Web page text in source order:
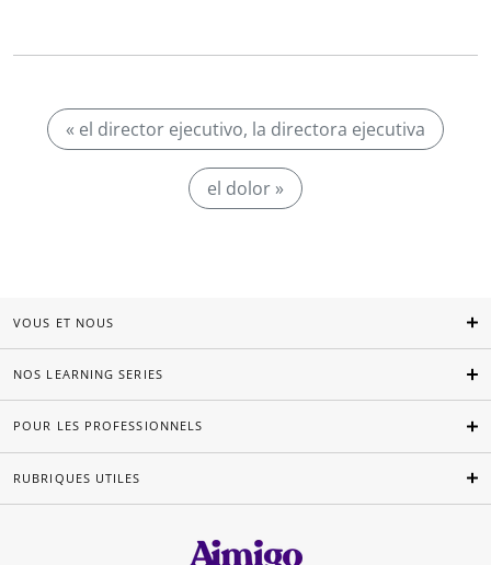
« el director ejecutivo, la directora ejecutiva
el dolor »
VOUS ET NOUS
NOS LEARNING SERIES
POUR LES PROFESSIONNELS
RUBRIQUES UTILES